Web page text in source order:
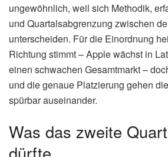
ungewöhnlich, weil sich Methodik,
und Quartalsabgrenzung zwischen
unterscheiden. Für die Einordnung
Richtung stimmt – Apple wächst in
einen schwachen Gesamtmarkt –
und die genaue Platzierung gehen
spürbar auseinander.
Was das zweite